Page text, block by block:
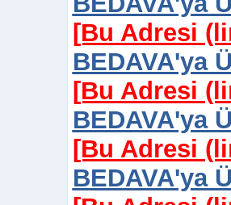
[Bu Adresi
BEDAVA'ya
[Bu Adresi
BEDAVA'ya
[Bu Adresi
BEDAVA'ya